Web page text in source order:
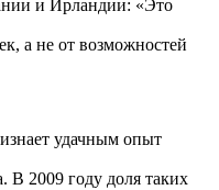
и Ирландии: «Это
а не от возможностей
удачным опыт
В 2009 году доля таких